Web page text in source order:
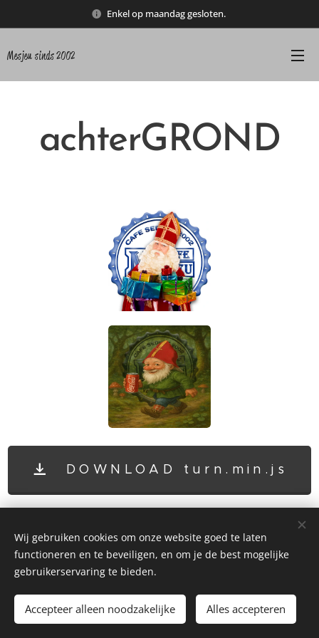
Enkel op maandag gesloten.
Mesjeu sinds 2002
achterGROND
DOWNLOAD turn.min.js
©2016-2026 Hubert Manders Alle rechten voorbehouden.
perliemon4cafémesjeu
Cookies
Wij gebruiken cookies om onze website goed te laten
functioneren en te beveiligen, en om je de best mogelijke
gebruikerservaring te bieden.
Accepteer alleen noodzakelijke Alles accepteren